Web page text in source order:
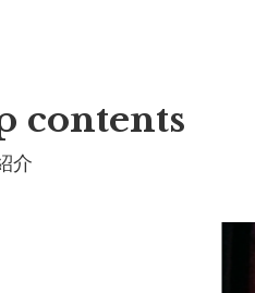
contents
介